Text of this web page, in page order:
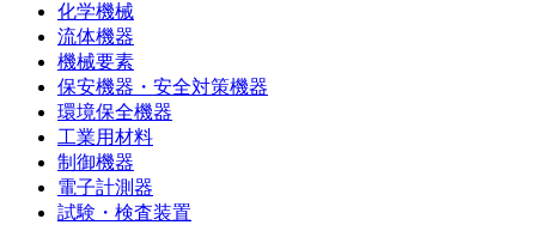
化学機械
流体機器
機械要素
保安機器・安全対策機器
環境保全機器
工業用材料
制御機器
電子計測器
試験・検査装置